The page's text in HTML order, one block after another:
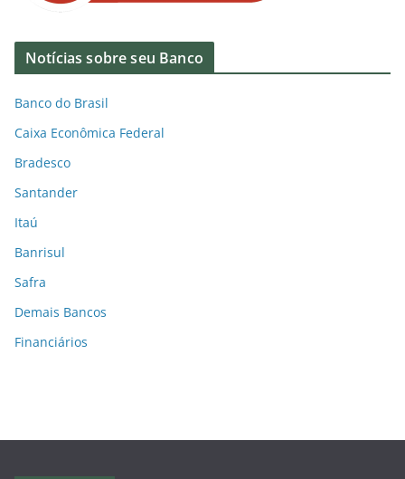
Notícias sobre seu Banco
Banco do Brasil
Caixa Econômica Federal
Bradesco
Santander
Itaú
Banrisul
Safra
Demais Bancos
Financiários